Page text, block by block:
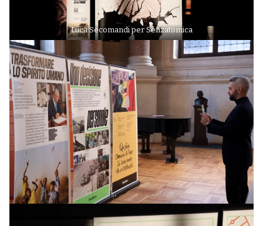
Luca Secomandi per Senzatomica